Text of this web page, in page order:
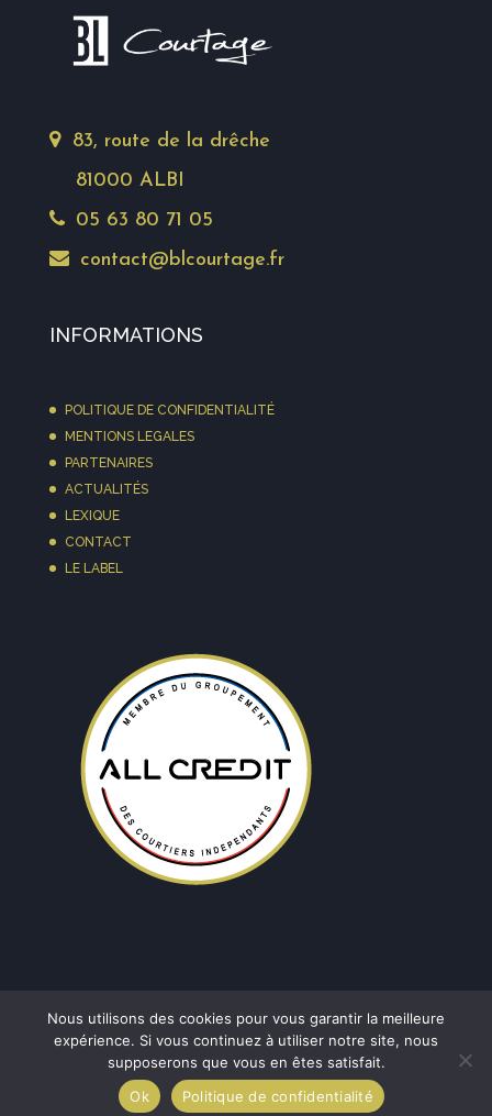
83, route de la drêche
81000 ALBI
05 63 80 71 05
contact@blcourtage.fr
INFORMATIONS
POLITIQUE DE CONFIDENTIALITÉ
MENTIONS LEGALES
PARTENAIRES
ACTUALITÉS
LEXIQUE
CONTACT
LE LABEL
Copyright © 2026BL Courtage Albi | Développé par
Studio créatif & Informatique
Nous utilisons des cookies pour vous garantir la meilleure
expérience. Si vous continuez à utiliser notre site, nous
supposerons que vous en êtes satisfait.
Ok
Politique de confidentialité